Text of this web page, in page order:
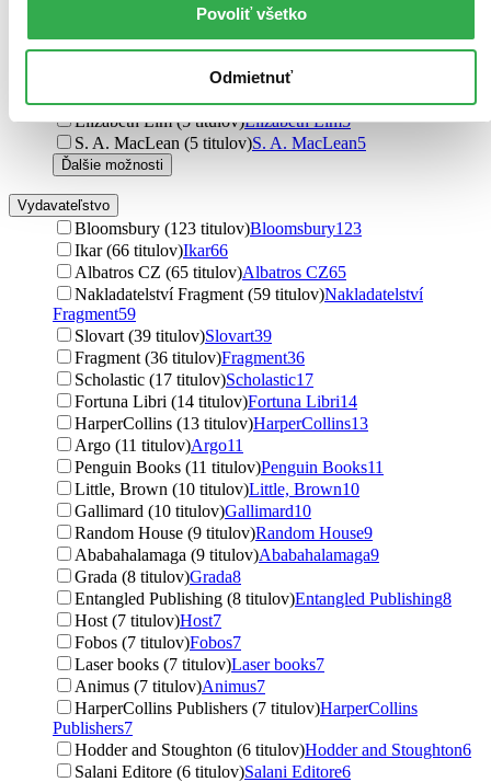
Povoliť všetko
Odmietnuť
Cinda Williams Chima (6 titulov)Cinda Williams Chima
Richard A. Knaak (5 titulov)Richard A. Knaak5
Evan Winter (5 titulov)Evan Winter
Anna Em (5 titulov)Anna Em5
Elizabeth Lim (5 titulov)Elizabeth Lim5
S. A. MacLean (5 titulov)S. A. MacLean5
Ďalšie možnosti
Vydavateľstvo
Bloomsbury (123 titulov)Bloomsbury123
Ikar (66 titulov)Ikar66
Albatros CZ (65 titulov)Albatros CZ65
Nakladatelství Fragment (59 titulov)Nakladatelství
Fragment59
Slovart (39 titulov)Slovart39
Fragment (36 titulov)Fragment36
Scholastic (17 titulov)Scholastic17
Fortuna Libri (14 titulov)Fortuna Libri14
HarperCollins (13 titulov)HarperCollins13
Argo (11 titulov)Argo11
Penguin Books (11 titulov)Penguin Books11
Little, Brown (10 titulov)Little, Brown10
Gallimard (10 titulov)Gallimard10
Random House (9 titulov)Random House9
Ababahalamaga (9 titulov)Ababahalamaga9
Grada (8 titulov)Grada8
Entangled Publishing (8 titulov)Entangled Publishing8
Host (7 titulov)Host7
Fobos (7 titulov)Fobos7
Laser books (7 titulov)Laser books7
Animus (7 titulov)Animus7
HarperCollins Publishers (7 titulov)HarperCollins
Publishers7
Hodder and Stoughton (6 titulov)Hodder and Stoughton6
Salani Editore (6 titulov)Salani Editore6